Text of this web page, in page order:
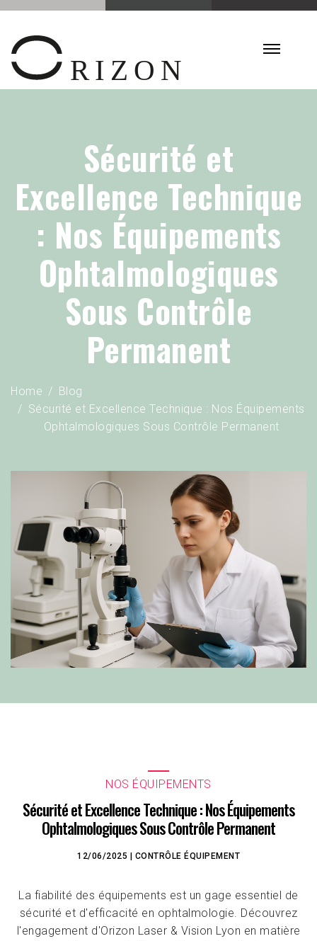
Sécurité et
Excellence Technique
: Nos Équipements
Ophtalmologiques
Sous Contrôle
Permanent
Home
Blog
Sécurité et Excellence Technique : Nos Équipements
Ophtalmologiques Sous Contrôle Permanent
NOS ÉQUIPEMENTS
Sécurité et Excellence Technique : Nos Équipements
Ophtalmologiques Sous Contrôle Permanent
12/06/2025 CONTRÔLE ÉQUIPEMENT
La fiabilité des équipements est un gage essentiel de
sécurité et d'efficacité en ophtalmologie. Découvrez
l'engagement d'Orizon Laser & Vision Lyon en matière